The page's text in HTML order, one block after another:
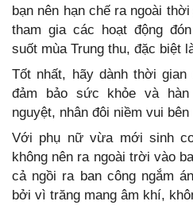
bạn nên hạn chế ra ngoài
tham gia các hoạt động
suốt mùa Trung thu, đặc biệt
Tốt nhất, hãy dành thời
đảm bảo sức khỏe và
nguyệt, nhân đôi niềm vui
Với phụ nữ vừa mới sinh
không nên ra ngoài trời vào
cả ngồi ra ban công ngắm
bởi vì trăng mang âm khí,